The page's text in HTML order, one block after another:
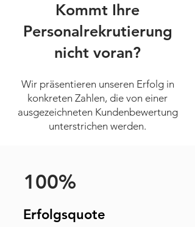
Kommt Ihre
Personalrekrutierung
nicht voran?
Wir präsentieren unseren Erfolg in
konkreten Zahlen, die von einer
ausgezeichneten Kundenbewertung
unterstrichen werden.
100%
Erfolgsquote